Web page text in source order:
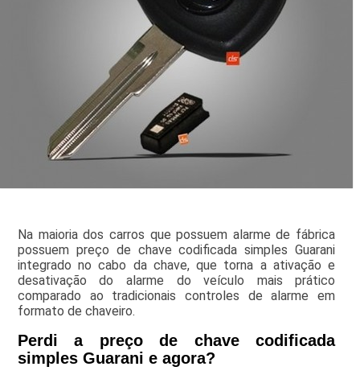
Na maioria dos carros que possuem alarme de fábrica
possuem preço de chave codificada simples Guarani
integrado no cabo da chave, que torna a ativação e
desativação do alarme do veículo mais prático
comparado ao tradicionais controles de alarme em
formato de chaveiro.
Perdi a preço de chave codificada
simples Guarani e agora?